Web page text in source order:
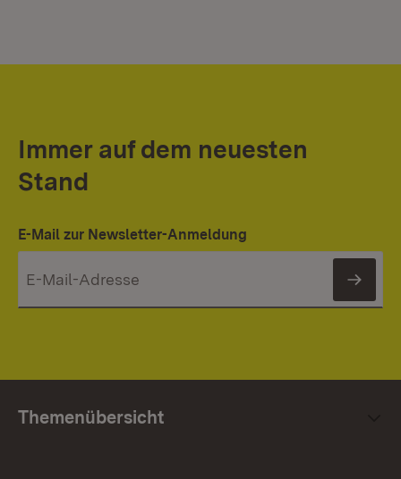
Immer auf dem neuesten
Stand
E-Mail zur Newsletter-Anmeldung
Themenübersicht